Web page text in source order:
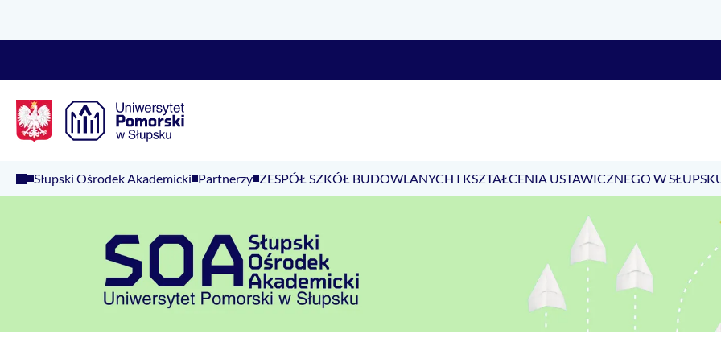
Słupski Ośrodek Akademicki Partnerzy ZESPÓŁ SZKÓŁ BUDOWLANYCH I KSZTAŁCENIA USTAWICZNEGO W